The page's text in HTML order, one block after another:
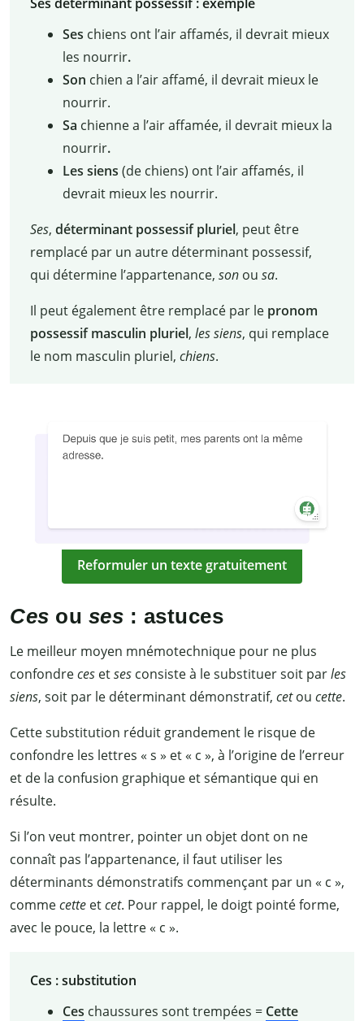
Ses chiens ont l’air affamés, il devrait mieux
les nourrir.
Son chien a l’air affamé, il devrait mieux le
nourrir.
Sa chienne a l’air affamée, il devrait mieux la
nourrir.
Les siens (de chiens) ont l’air affamés, il
devrait mieux les nourrir.
Ses, déterminant possessif pluriel, peut être
remplacé par un autre déterminant possessif,
qui détermine l’appartenance, son ou sa.
Il peut également être remplacé par le pronom
possessif masculin pluriel, les siens, qui remplace
le nom masculin pluriel, chiens.
Reformuler un texte gratuitement
Ces ou ses : astuces
Le meilleur moyen mnémotechnique pour ne plus
confondreces etses consiste à le substituer soit parles
siens, soit par le déterminant démonstratif, cetou cette.
Cette substitution réduit grandement le risque de
confondre les lettres « s » et « c », à l’origine de l’erreur
et de la confusion graphique et sémantique qui en
résulte.
Si l’on veut montrer, pointer un objet dont on ne
connaît pas l’appartenance, il faut utiliser les
déterminants démonstratifs commençant par un « c »,
commecette etcet. Pour rappel, le doigt pointé forme,
avec le pouce, la lettre « c ».
Ces : substitution
Ces chaussures sont trempées = Cette